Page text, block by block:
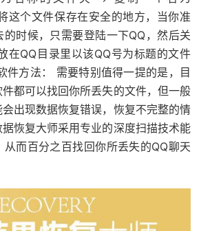
这个文件保存在安全的地方，当你准
时候，只需要登陆一下QQ，然后关
在QQ目录里以该QQ号为标题的文件
件方法： 需要特别值得一提的是，目
都可以找回你所丢失的文件，但一般
出现数据恢复错误，恢复不完整的情
恢复大师采用专业的深度扫描技术能
而百分之百找回你所丢失的QQ聊天